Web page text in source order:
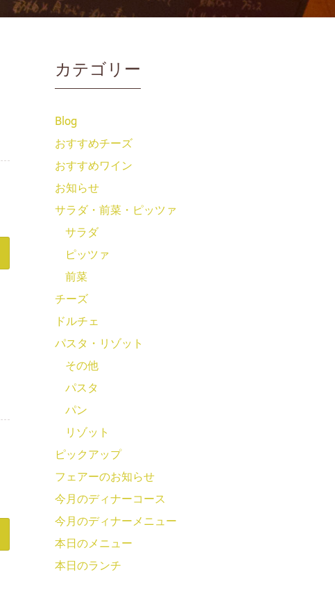
カテゴリー
Blog
おすすめチーズ
おすすめワイン
お知らせ
サラダ・前菜・ピッツァ
サラダ
ピッツァ
前菜
チーズ
ドルチェ
パスタ・リゾット
その他
パスタ
パン
リゾット
ピックアップ
フェアーのお知らせ
今月のディナーコース
今月のディナーメニュー
本日のメニュー
本日のランチ